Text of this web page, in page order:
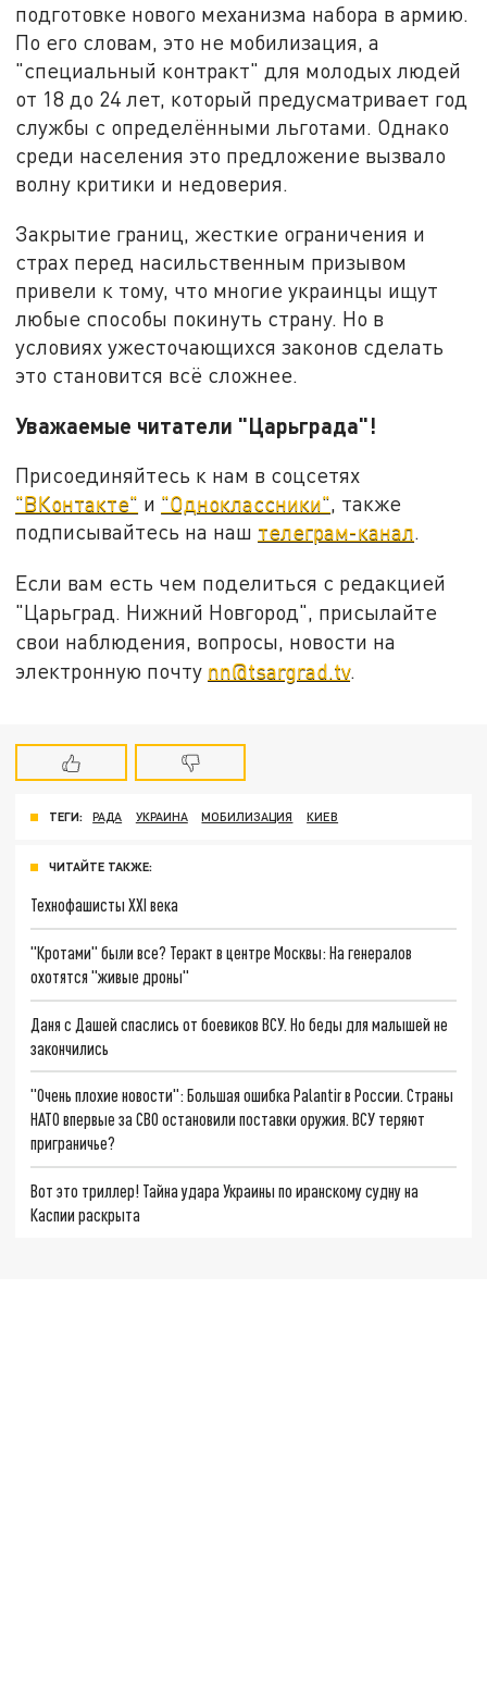
подготовке нового механизма набора в армию.
По его словам, это не мобилизация, а
"специальный контракт" для молодых людей
от 18 до 24 лет, который предусматривает год
службы с определёнными льготами. Однако
среди населения это предложение вызвало
волну критики и недоверия.
Закрытие границ, жесткие ограничения и
страх перед насильственным призывом
привели к тому, что многие украинцы ищут
любые способы покинуть страну. Но в
условиях ужесточающихся законов сделать
это становится всё сложнее.
Уважаемые читатели "Царьграда"!
Присоединяйтесь к нам в соцсетях
"ВКонтакте" и "Одноклассники", также
подписывайтесь на наш телеграм-канал.
Если вам есть чем поделиться с редакцией
"Царьград. Нижний Новгород", присылайте
свои наблюдения, вопросы, новости на
электронную почту nn@tsargrad.tv.
ТЕГИ: РАДА УКРАИНА МОБИЛИЗАЦИЯ КИЕВ
ЧИТАЙТЕ ТАКЖЕ:
Технофашисты XXI века
"Кротами" были все? Теракт в центре Москвы: На генералов
охотятся "живые дроны"
Даня с Дашей спаслись от боевиков ВСУ. Но беды для малышей не
закончились
"Очень плохие новости": Большая ошибка Palantir в России. Страны
НАТО впервые за СВО остановили поставки оружия. ВСУ теряют
приграничье?
Вот это триллер! Тайна удара Украины по иранскому судну на
Каспии раскрыта